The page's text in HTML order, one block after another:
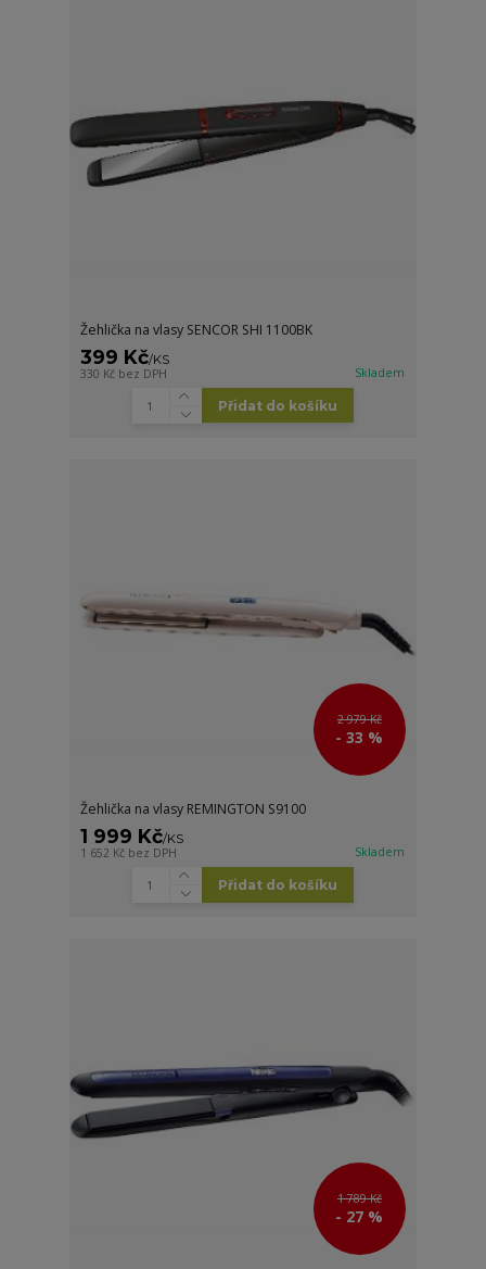
Žehlička na vlasy SENCOR SHI 1100BK
399 Kč/KS
330 Kč bez DPH Skladem
Přidat do košíku
2 979 Kč
- 33 %
Žehlička na vlasy REMINGTON S9100
1 999 Kč/KS
1 652 Kč bez DPH Skladem
Přidat do košíku
1 789 Kč
- 27 %